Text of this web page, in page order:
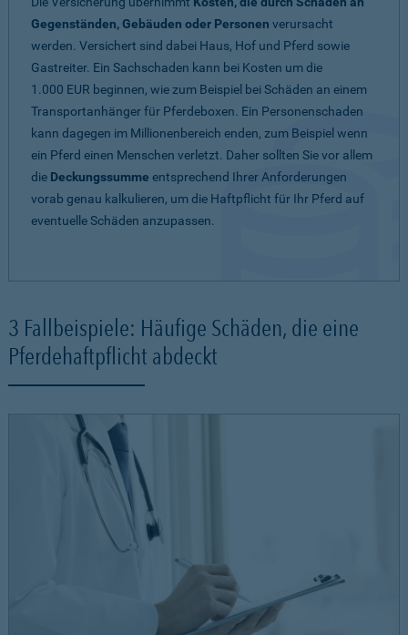
Gegenständen, Gebäuden oder Personen verursacht
werden. Versichert sind dabei Haus, Hof und Pferd sowie
Gastreiter. Ein Sachschaden kann bei Kosten um die
1.000 EUR beginnen, wie zum Beispiel bei Schäden an einem
Transportanhänger für Pferdeboxen. Ein Personenschaden
kann dagegen im Millionenbereich enden, zum Beispiel wenn
ein Pferd einen Menschen verletzt. Daher sollten Sie vor allem
die Deckungssumme entsprechend Ihrer Anforderungen
vorab genau kalkulieren, um die Haftpflicht für Ihr Pferd auf
eventuelle Schäden anzupassen.
3 Fallbeispiele: Häufige Schäden, die eine
Pferdehaftpflicht abdeckt